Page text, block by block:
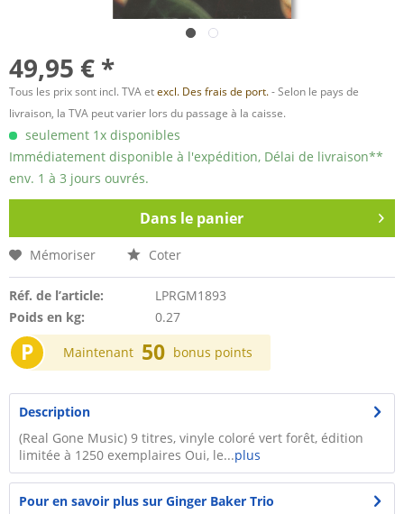
49,95 € *
Tous les prix sont incl. TVA etexcl. Des frais de port.- Selon le pays de
livraison, la TVA peut varier lors du passage à la caisse.
seulement 1x disponibles
Immédiatement disponible à l'expédition, Délai de livraison**
env. 1 à 3 jours ouvrés.
Dans le panier
Mémoriser Coter
Réf. de l’article:
LPRGM1893
Poids en kg:
0.27
P Maintenant 50 bonus points
Description
(Real Gone Music) 9 titres, vinyle coloré vert forêt, édition
limitée à 1250 exemplaires Oui, le...plus
Pour en savoir plus sur Ginger Baker Trio